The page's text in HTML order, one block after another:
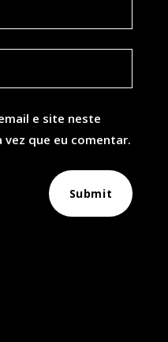
e site neste
vez que eu comentar.
Submit